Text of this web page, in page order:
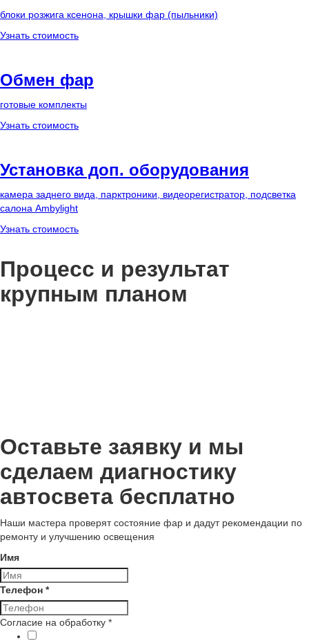
блоки розжига ксенона, крышки фар (пыльники)
Узнать стоимость
Обмен фар
готовые комплекты
Узнать стоимость
Установка доп. оборудования
камера заднего вида, парктроники, видеорегистратор, подсветка
салона Ambylight
Узнать стоимость
Процесс и результат
крупным планом
Оставьте заявку и мы
сделаем диагностику
автосвета бесплатно
Наши мастера проверят состояние фар и дадут рекомендации по
ремонту и улучшению освещения
Имя
Телефон *
Согласие на обработку *